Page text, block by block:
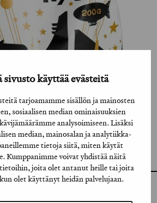
sivusto käyttää evästeitä
tarjoamamme sisällön ja mainosten
sosiaalisen median ominaisuuksien
analysoimiseen. Lisäksi
median, mainosalan ja analytiikka-
tietoja siitä, miten käytät
Kumppanimme voivat yhdistää näitä
joita olet antanut heille tai joita
olet käyttänyt heidän palvelujaan.
henkilöt / tahot:
UUDENMAANKATU 11 B 9,